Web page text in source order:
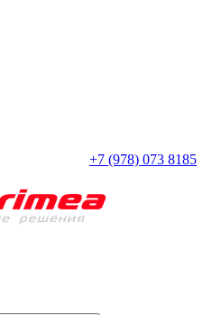
+7 (978) 073 8185